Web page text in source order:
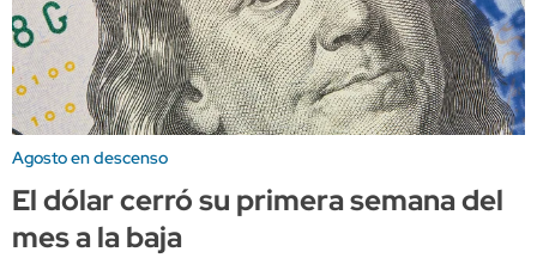
Agosto en descenso
El dólar cerró su primera semana del
mes a la baja